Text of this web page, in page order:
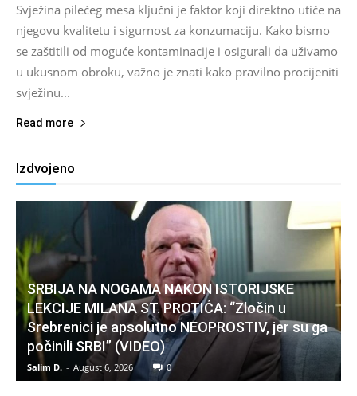
Svježina pilećeg mesa ključni je faktor koji direktno utiče na
njegovu kvalitetu i sigurnost za konzumaciju. Kako bismo
se zaštitili od moguće kontaminacije i osigurali da uživamo
u ukusnom obroku, važno je znati kako pravilno procijeniti
svježinu...
Read more
Izdvojeno
SRBIJA NA NOGAMA NAKON ISTORIJSKE
LEKCIJE MILANA ST. PROTIĆA: “Zločin u
Srebrenici je apsolutno NEOPROSTIV, jer su ga
počinili SRBI” (VIDEO)
Salim D. - August 6, 2026 0